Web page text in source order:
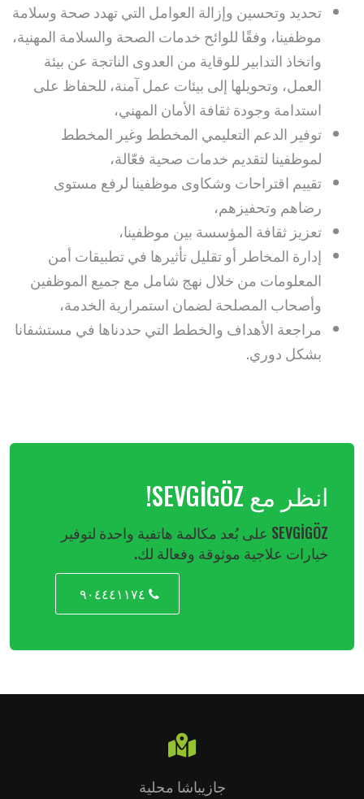
تحديد وتحسين وإزالة العوامل التي تهدد صحة وسلامة
موظفينا، وفقًا للوائح خدمات الصحة والسلامة المهنية،
واتخاذ التدابير للوقاية من العدوى الناتجة عن بيئة
العمل، وتحويلها إلى بيئات عمل آمنة، للحفاظ على
استدامة وجودة ثقافة الأمان المهني،
توفير الدعم التعليمي المخطط وغير المخطط
لموظفينا لتقديم خدمات صحية فعّالة،
تقييم اقتراحات وشكاوى موظفينا لرفع مستوى
رضاهم وتحفيزهم،
تعزيز ثقافة المؤسسة بين موظفينا،
إدارة المخاطر أو تقليل تأثيرها في تطبيقات أمن
المعلومات من خلال نهج شامل مع جميع الموظفين
وأصحاب المصلحة لضمان استمرارية الخدمة،
مراجعة الأهداف والخطط التي حددناها في مستشفانا
بشكل دوري.
انظر مع SEVGİGÖZ!
SEVGİGÖZ على بُعد مكالمة هاتفية واحدة لتوفير
خيارات علاجية موثوقة وفعالة لك.
٩٠٤٤٤١١٧٤
جازيباشا محلية